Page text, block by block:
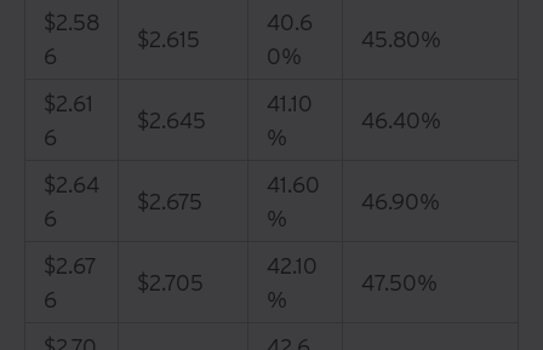
$2.58
6
$2.615
40.6
0%
45.80%
$2.61
6
$2.645
41.10
%
46.40%
$2.64
6
$2.675
41.60
%
46.90%
$2.67
6
$2.705
42.10
%
47.50%